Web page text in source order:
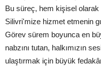
Bu süreç, hem kişisel
Silivri'mize hizmet etmenin
Görev sürem boyunca en
nabzını tutan, halkımızın
ulaştırmak için büyük